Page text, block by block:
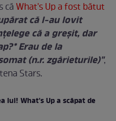
căWhat's Up a fost bătut
că l-au lovit
că a greşit, dar
Erau de la
(n.r. zgârieturile)",
Stars.
lui! What's Up a scăpat de